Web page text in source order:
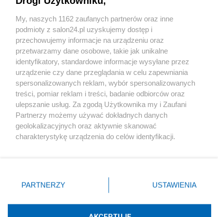
Sport
Społeczeństwo
Kultura
X Facebook Instagram Youtube
My, naszych 1162 zaufanych partnerów oraz inne
podmioty z salon24.pl uzyskujemy dostęp i
przechowujemy informacje na urządzeniu oraz
przetwarzamy dane osobowe, takie jak unikalne
identyfikatory, standardowe informacje wysyłane przez
urządzenie czy dane przeglądania w celu zapewniania
spersonalizowanych reklam, wybór spersonalizowanych
treści, pomiar reklam i treści, badanie odbiorców oraz
ulepszanie usług. Za zgodą Użytkownika my i Zaufani
Partnerzy możemy używać dokładnych danych
geolokalizacyjnych oraz aktywnie skanować
charakterystykę urządzenia do celów identyfikacji.
zmienić/wycofać klikając przycisk ustawień prywatności
znajdujący się w lewym dolnym rogu strony
rodzaje przetwarzania danych nie wymagają zgody
użytkownika, ale masz prawo sprzeciwić się takiemu
PARTNERZY USTAWIENIA